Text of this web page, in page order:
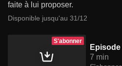
faite à lui proposer.
Disponible jusqu'au 31/12
S'abonner
Episode
7 min